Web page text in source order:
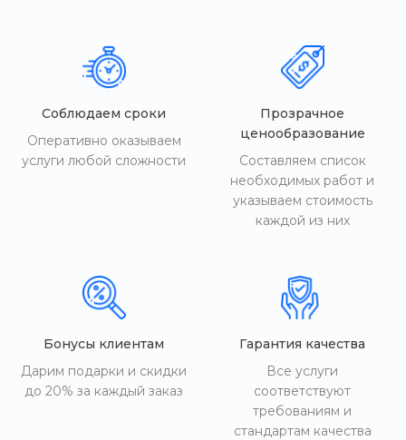
Соблюдаем сроки
Оперативно оказываем
услуги любой сложности
Прозрачное
ценообразование
Составляем список
необходимых работ и
указываем стоимость
каждой из них
Бонусы клиентам
Дарим подарки и скидки
до 20% за каждый заказ
Гарантия качества
Все услуги
соответствуют
требованиям и
стандартам качества